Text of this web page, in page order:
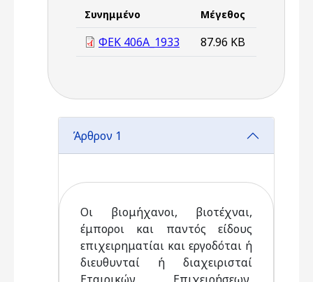
Συνημμένο Μέγεθος
ΦΕΚ 406Α_1933 87.96 KB
Άρθρον 1
Οι βιομήχανοι, βιοτέχναι,
έμποροι και παντός είδους
επιχειρηματίαι και εργοδόται ή
διευθυνταί ή διαχειρισταί